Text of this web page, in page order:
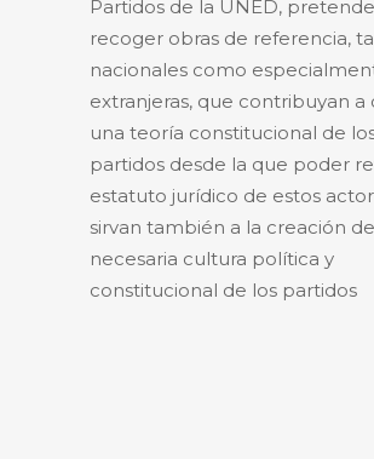
Partidos de la UNED, pretende
recoger obras de referencia,
nacionales como
extranjeras, que contribuyan a
una teoría constitucional de
partidos desde la que poder
estatuto jurídico de estos
sirvan también a la creación
necesaria cultura política y
constitucional de los partidos